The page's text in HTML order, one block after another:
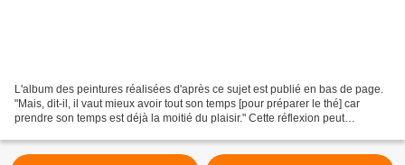
L'album des peintures réalisées d'après ce sujet est publié en bas de page.
"Mais, dit-il, il vaut mieux avoir tout son temps [pour préparer le thé] car
prendre son temps est déjà la moitié du plaisir." Cette réflexion peut